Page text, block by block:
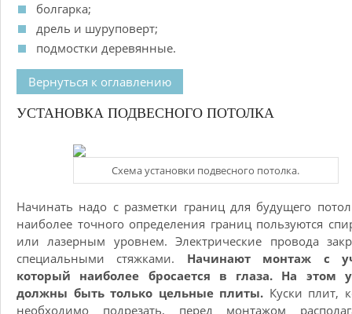
болгарка;
дрель и шуруповерт;
подмостки деревянные.
Вернуться к оглавлению
УСТАНОВКА ПОДВЕСНОГО ПОТОЛКА
Схема установки подвесного потолка.
Начинать надо с разметки границ для будущего
наиболее точного определения границ пользуются
или лазерным уровнем. Электрические провода
специальными стяжками. Начинают монтаж с
который наиболее бросается в глаза. На этом
должны быть только цельные плиты. Куски плит,
необходимо подрезать, перед монтажом